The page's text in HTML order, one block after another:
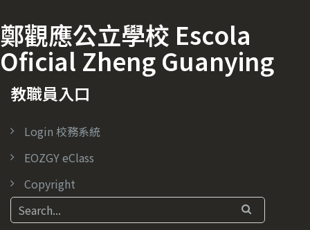
鄭觀應公立學校 Escola
Oficial Zheng Guanying
教職員入口
Login 校務系統
EOZGY eClass
Copyright